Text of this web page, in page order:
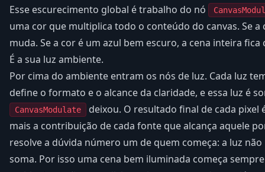
Esse escurecimento global é trabalho do nó
uma cor que multiplica todo o conteúdo do canvas. Se a
muda. Se a cor é um azul bem escuro, a cena inteira
É a sua luz ambiente.
Por cima do ambiente entram os nós de luz. Cada luz
define o formato e o alcance da claridade, e essa luz é
CanvasModulate
deixou. O resultado final de cada pixel
mais a contribuição de cada fonte que alcança aquele
resolve a dúvida número um de quem começa: a luz
soma. Por isso uma cena bem iluminada começa